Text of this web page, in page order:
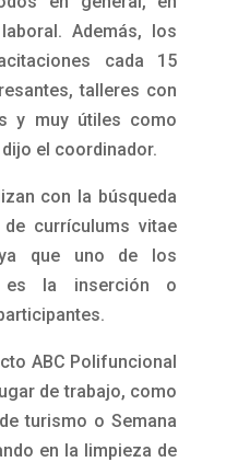
Además, los
cada 15
talleres con
y muy útiles como
el coordinador.
con la búsqueda
currículums vitae
que uno de los
es la inserción o
ABC Polifuncional
de trabajo, como
turismo o Semana
en la limpieza de